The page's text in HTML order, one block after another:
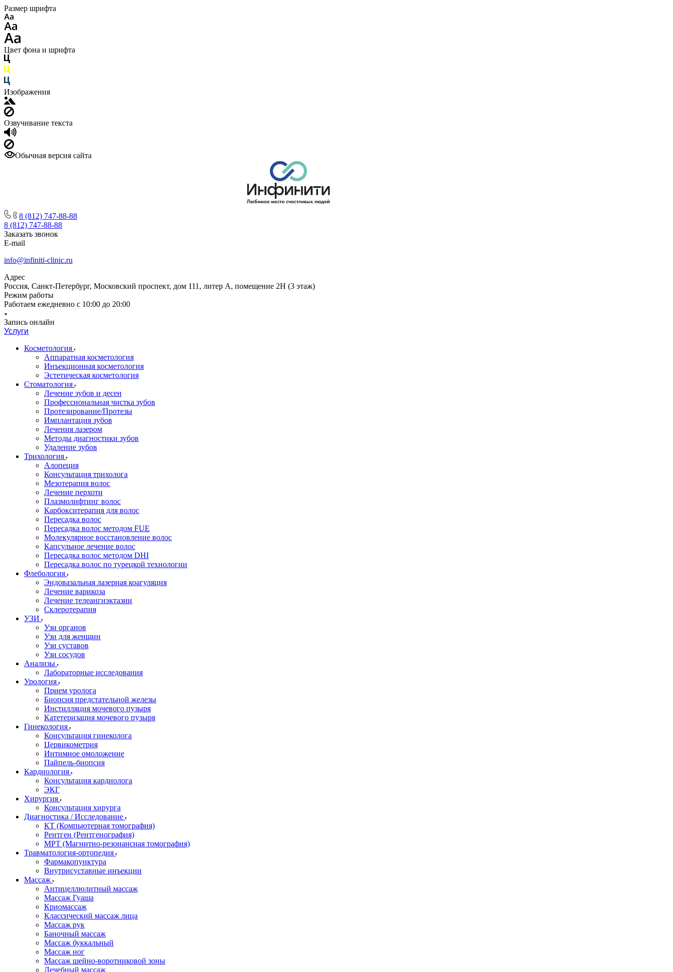
Размер шрифта
Цвет фона и шрифта
Изображения
Озвучивание текста
Обычная версия сайта
8 (812) 747-88-88
8 (812) 747-88-88
Заказать звонок
E-mail
info@infiniti-clinic.ru
Адрес
Россия, Санкт-Петербург, Московский проспект, дом 111, литер А, помещение 2Н (3 этаж)
Режим работы
Работаем ежедневно с 10:00 до 20:00
Запись онлайн
Услуги
Косметология
Аппаратная косметология
Инъекционная косметология
Эстетическая косметология
Стоматология
Лечение зубов и десен
Профессиональная чистка зубов
Протезирование/Протезы
Имплантация зубов
Лечения лазером
Методы диагностики зубов
Удаление зубов
Трихология
Алопеция
Консультация трихолога
Мезотерапия волос
Лечение перхоти
Плазмолифтинг волос
Карбокситерапия для волос
Пересадка волос
Пересадка волос методом FUE
Молекулярное восстановление волос
Капсульное лечение волос
Пересадка волос методом DHI
Пересадка волос по турецкой технологии
Флебология
Эндовазальная лазерная коагуляция
Лечение варикоза
Лечение телеангиэктазии
Склеротерапия
УЗИ
Узи органов
Узи для женщин
Узи cуставов
Узи сосудов
Анализы
Лабораторные исследования
Урология
Прием уролога
Биопсия предстательной железы
Инстилляция мочевого пузыря
Катетеризация мочевого пузыря
Гинекология
Консультация гинеколога
Цервикометрия
Интимное омоложение
Пайпель-биопсия
Кардиология
Консультация кардиолога
ЭКГ
Хирургия
Консультация хирурга
Диагностика / Исследование
КТ (Компьютерная томография)
Рентген (Рентгенография)
МРТ (Магнитно-резонансная томография)
Травматология-ортопедия
Фармакопунктура
Внутрисуставные инъекции
Массаж
Антицеллюлитный массаж
Массаж Гуаша
Криомассаж
Классический массаж лица
Массаж рук
Баночный массаж
Массаж буккальный
Массаж ног
Массаж шейно-воротниковой зоны
Лечебный массаж